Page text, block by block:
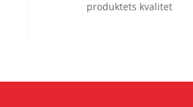
produktets kvalitet